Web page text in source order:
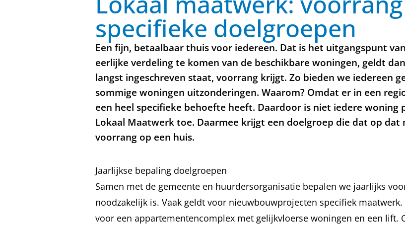
specifieke doelgroepen
Een fijn, betaalbaar thuis voor iedereen. Dat is het uitgangspunt
eerlijke verdeling te komen van de beschikbare woningen, geldt
langst ingeschreven staat, voorrang krijgt. Zo bieden we iedereen
sommige woningen uitzonderingen. Waarom? Omdat er in een
een heel specifieke behoefte heeft. Daardoor is niet iedere woning
Lokaal Maatwerk toe. Daarmee krijgt een doelgroep die dat op
voorrang op een huis.
Jaarlijkse bepaling doelgroepen
Samen met de gemeente en huurdersorganisatie bepalen we jaarlijks
noodzakelijk is. Vaak geldt voor nieuwbouwprojecten specifiek
voor een appartementencomplex met gelijkvloerse woningen en een lift.